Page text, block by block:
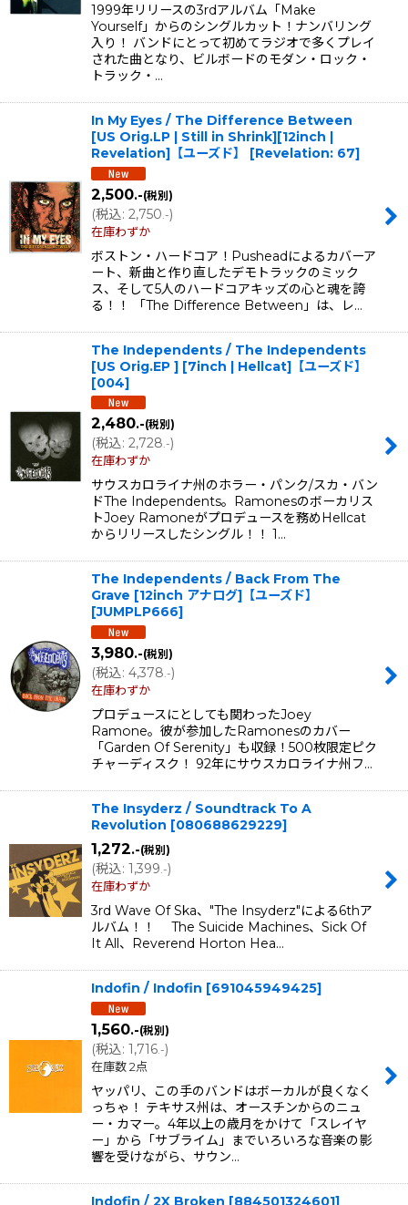
1999年リリースの3rdアルバム「Make
Yourself」からのシングルカット！ナンバリング
入り！ バンドにとって初めてラジオで多くプレイ
された曲となり、ビルボードのモダン・ロック・
トラック・…
In My Eyes / The Difference Between
[US Orig.LP | Still in Shrink][12inch |
Revelation]【ユーズド】
[Revelation: 67]
2,500.-(税別)
(税込: 2,750 .-)
在庫わずか
ボストン・ハードコア！Pusheadによるカバーア
ート、新曲と作り直したデモトラックのミック
ス、そして5人のハードコアキッズの心と魂を誇
る！！ 「The Difference Between」は、レ…
The Independents / The Independents
[US Orig.EP ] [7inch | Hellcat]【ユーズド】
[004]
2,480.-(税別)
(税込: 2,728.-)
在庫わずか
サウスカロライナ州のホラー・パンク/スカ・バン
ドThe Independents。Ramonesのボーカリス
トJoey Ramoneがプロデュースを務めHellcat
からリリースしたシングル！！ 1…
The Independents / Back From The
Grave [12inch アナログ]【ユーズド】
[JUMPLP666]
3,980.-(税別)
(税込: 4,378 .-)
在庫わずか
プロデュースにとしても関わったJoey
Ramone。彼が参加したRamonesのカバー
「Garden Of Serenity」も収録！500枚限定ピク
チャーディスク！ 92年にサウスカロライナ州フ…
The Insyderz / Soundtrack To A
Revolution [080688629229]
1,272.-(税別)
(税込: 1,399 .-)
在庫わずか
3rd Wave Of Ska、"The Insyderz"による6thア
ルバム！！ The Suicide Machines、Sick Of
It All、Reverend Horton Hea…
Indofin / Indofin [691045949425]
1,560.-(税別)
(税込: 1,716 .-)
在庫数 2点
ヤッパリ、この手のバンドはボーカルが良くなく
っちゃ！ テキサス州は、オースチンからのニュ
ー・カマー。4年以上の歳月をかけて「スレイヤ
ー」から「サブライム」までいろいろな音楽の影
響を受けながら、サウン…
Indofin / 2X Broken [884501324601]